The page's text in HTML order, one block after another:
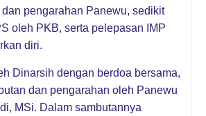
pengarahan Panewu, sedikit
oleh PKB, serta pelepasan IMP
diri.
Dinarsih dengan berdoa bersama,
dan pengarahan oleh Panewu
MSi. Dalam sambutannya